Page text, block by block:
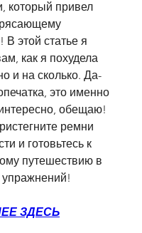
который привел
В этой статье я
как я похудела
и на сколько. Да-
это именно
обещаю!
ремни
и готовьтесь к
путешествию в
упражнений!
ЗДЕСЬ